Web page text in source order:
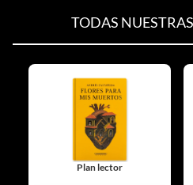
TODAS
Plan lector